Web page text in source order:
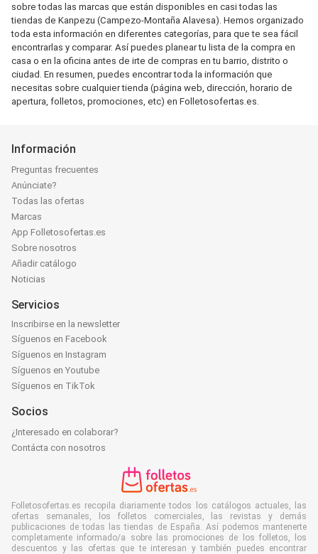
sobre todas las marcas que están disponibles en casi todas las
tiendas de Kanpezu (Campezo-Montaña Alavesa). Hemos organizado
toda esta información en diferentes categorías, para que te sea fácil
encontrarlas y comparar. Así puedes planear tu lista de la compra en
casa o en la oficina antes de irte de compras en tu barrio, distrito o
ciudad. En resumen, puedes encontrar toda la información que
necesitas sobre cualquier tienda (página web, dirección, horario de
apertura, folletos, promociones, etc) en Folletosofertas.es.
Información
Preguntas frecuentes
Anúnciate?
Todas las ofertas
Marcas
App Folletosofertas.es
Sobre nosotros
Añadir catálogo
Noticias
Servicios
Inscribirse en la newsletter
Síguenos en Facebook
Síguenos en Instagram
Síguenos en Youtube
Síguenos en TikTok
Socios
¿Interesado en colaborar?
Contácta con nosotros
Folletosofertas.es recopila diariamente todos los catálogos actuales, las
ofertas semanales, los folletos comerciales, las revistas y demás
publicaciones de todas las tiendas de España. Así podemos mantenerte
completamente informado/a sobre las promociones de los folletos, los
descuentos y las ofertas que te interesan y también puedes encontrar